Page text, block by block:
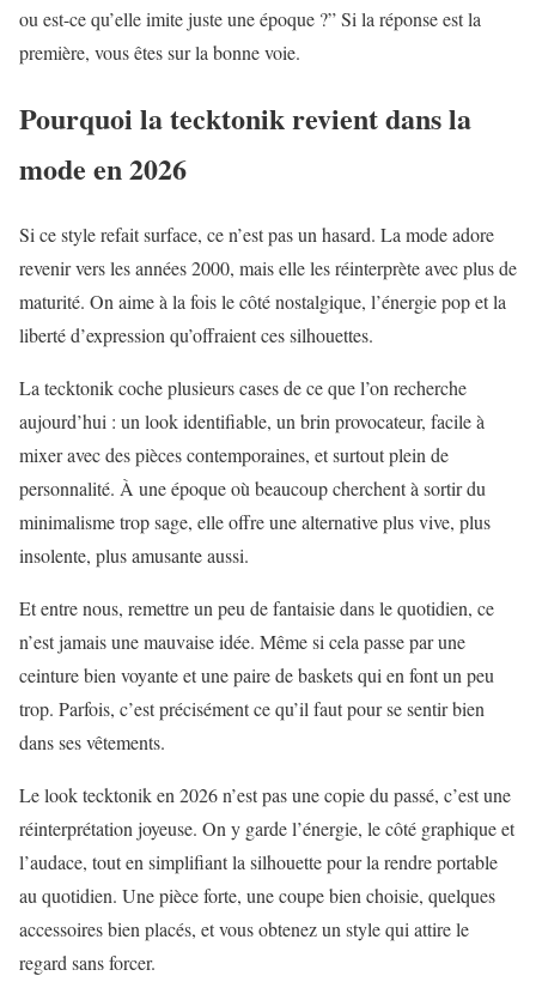
ou est-ce qu’elle imite juste une époque ?” Si la réponse est la
première, vous êtes sur la bonne voie.
Pourquoi la tecktonik revient dans la
mode en 2026
Si ce style refait surface, ce n’est pas un hasard. La mode adore
revenir vers les années 2000, mais elle les réinterprète avec plus de
maturité. On aime à la fois le côté nostalgique, l’énergie pop et la
liberté d’expression qu’offraient ces silhouettes.
La tecktonik coche plusieurs cases de ce que l’on recherche
aujourd’hui : un look identifiable, un brin provocateur, facile à
mixer avec des pièces contemporaines, et surtout plein de
personnalité. À une époque où beaucoup cherchent à sortir du
minimalisme trop sage, elle offre une alternative plus vive, plus
insolente, plus amusante aussi.
Et entre nous, remettre un peu de fantaisie dans le quotidien, ce
n’est jamais une mauvaise idée. Même si cela passe par une
ceinture bien voyante et une paire de baskets qui en font un peu
trop. Parfois, c’est précisément ce qu’il faut pour se sentir bien
dans ses vêtements.
Le look tecktonik en 2026 n’est pas une copie du passé, c’est une
réinterprétation joyeuse. On y garde l’énergie, le côté graphique et
l’audace, tout en simplifiant la silhouette pour la rendre portable
au quotidien. Une pièce forte, une coupe bien choisie, quelques
accessoires bien placés, et vous obtenez un style qui attire le
regard sans forcer.